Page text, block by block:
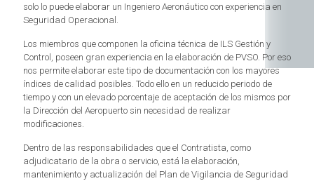
solo lo puede elaborar un Ingeniero Aeronáutico con experiencia en
Seguridad Operacional.
Los miembros que componen la oficina técnica de ILS Gestión y
Control, poseen gran experiencia en la elaboración de PVSO. Por eso
nos permite elaborar este tipo de documentación con los mayores
índices de calidad posibles. Todo ello en un reducido periodo de
tiempo y con un elevado porcentaje de aceptación de los mismos por
la Dirección del Aeropuerto sin necesidad de realizar
modificaciones.
Dentro de las responsabilidades que el Contratista, como
adjudicatario de la obra o servicio, está la elaboración,
mantenimiento y actualización del Plan de Vigilancia de Seguridad